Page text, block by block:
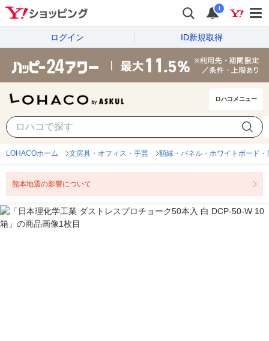
i
ログイン ID新規取得
ロハコメニュー
LOHACOホーム 文房具・オフィス・手芸 額縁・パネル・ホワイトボード・
熊本地震の影響について